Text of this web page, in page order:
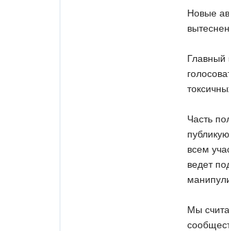
Новые
Главный
Часть
всем
ведет
Мы